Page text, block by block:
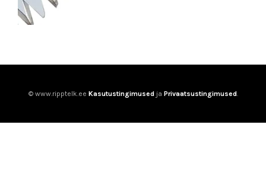
© www.ripptelk.ee Kasutustingimusedja Privaatsustingimused.